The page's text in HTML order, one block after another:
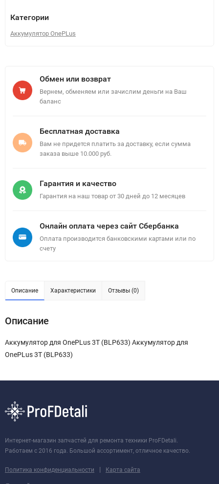
Категории
Аккумулятор OnePLus
Обмен или возврат
Вернем, обменяем или зачислим деньги на Ваш
баланс
Бесплатная доставка
Вам не придется платить за доставку, если сумма
заказа выше 10.000 руб.
Гарантия и качество
Гарантия на наш товар от 30 дней до 12 месяцев
Онлайн оплата через сайт Сбербанка
Оплата производится банковскими картами или по
счету
Описание Характеристики Отзывы (0)
Описание
Аккумулятор для OnePLus 3T (BLP633) Аккумулятор для
OnePLus 3T (BLP633)
Интернет-магазин запчастей для ремонта техники ProFDetali.
Работаем с 2016 года. Большой ассортимент, отличное качество.
Политика конфиденциальности | Карта сайта